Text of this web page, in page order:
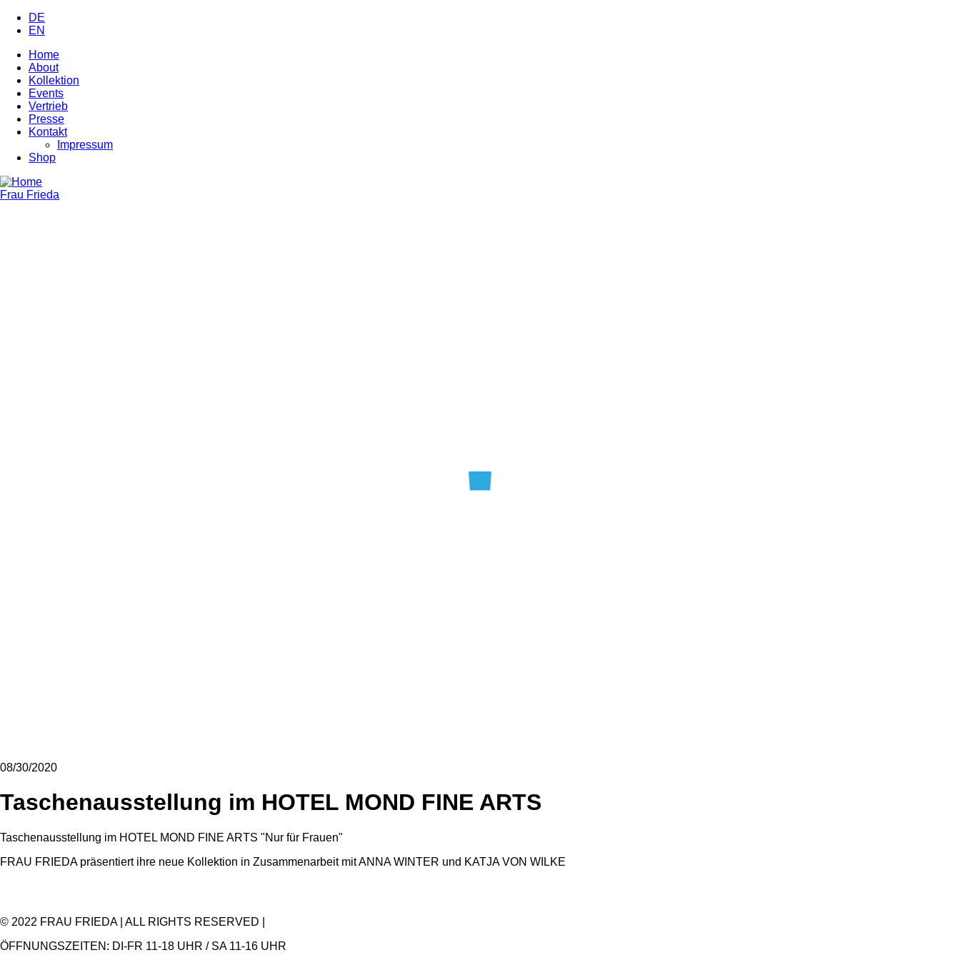
Skip
content
DE
EN
Main
navigation
Home
About
Kollektion
Events
Vertrieb
Presse
Kontakt
Impressum
Shop
Frau Frieda
08/30/2020
Taschenausstellung im HOTEL MOND FINE ARTS
Taschenausstellung im HOTEL MOND FINE ARTS "Nur für Frauen"
FRAU FRIEDA präsentiert ihre neue Kollektion in Zusammenarbeit mit ANNA WINTER und KATJA VON WILKE
© 2022 FRAU FRIEDA | ALL RIGHTS RESERVED |
ÖFFNUNGSZEITEN: DI-FR 11-18 UHR / SA 11-16 UHR